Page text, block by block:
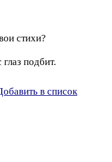
стихи?
подбит.
в список